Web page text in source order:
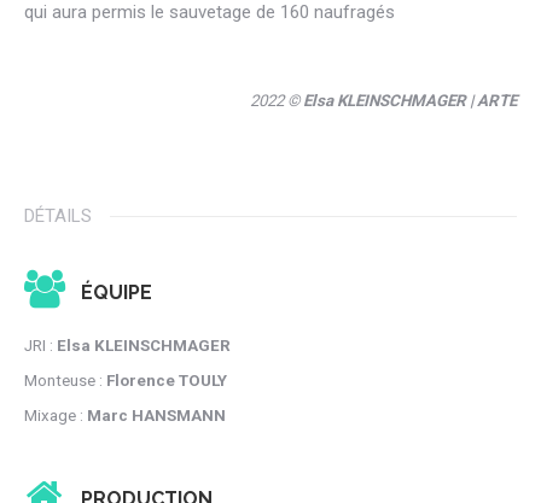
qui aura permis le sauvetage de 160 naufragés
2022 © Elsa KLEINSCHMAGER| ARTE
DÉTAILS
ÉQUIPE
JRI : Elsa KLEINSCHMAGER
Monteuse : Florence TOULY
Mixage : Marc HANSMANN